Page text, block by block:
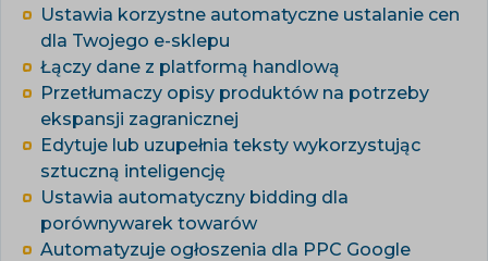
Ustawia korzystne automatyczne ustalanie cen
dla Twojego e-sklepu
Łączy dane z platformą handlową
Przetłumaczy opisy produktów na potrzeby
ekspansji zagranicznej
Edytuje lub uzupełnia teksty wykorzystując
sztuczną inteligencję
Ustawia automatyczny bidding dla
porównywarek towarów
Automatyzuje ogłoszenia dla PPC Google